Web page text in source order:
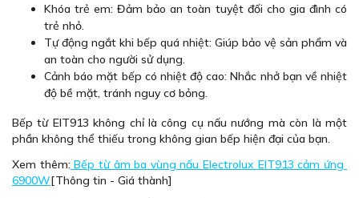
Khóa trẻ em: Đảm bảo an toàn tuyệt đối cho gia đình có
trẻ nhỏ.
Tự động ngắt khi bếp quá nhiệt: Giúp bảo vệ sản phẩm và
an toàn cho người sử dụng.
Cảnh báo mặt bếp có nhiệt độ cao: Nhắc nhở bạn về nhiệt
độ bề mặt, tránh nguy cơ bỏng.
Bếp từ EIT913 không chỉ là công cụ nấu nướng mà còn là một
phần không thể thiếu trong không gian bếp hiện đại của bạn.
Xem thêm: Bếp từ âm ba vùng nấu Electrolux EIT913 cảm ứng
6900W[Thông tin - Giá thành]